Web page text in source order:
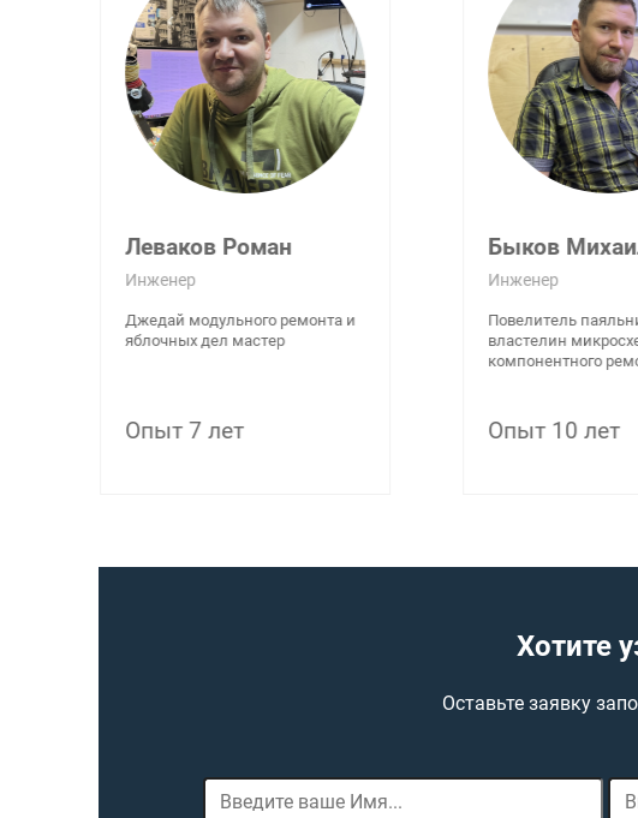
Леваков Роман
Инженер
Джедай модульного ремонта и
яблочных дел мастер
Опыт 7 лет
Быков
Инженер
Повелитель
властелин
компонентного
Опыт 10 лет
Хотите
Оставьте заявку